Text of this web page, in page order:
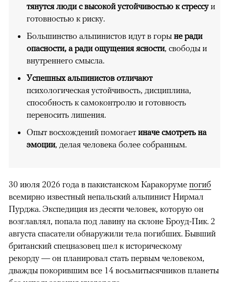
тянутся люди с высокой устойчивостью к стрессуи
готовностью к риску.
Большинство альпинистов идут в горы не ради
опасности, а ради ощущения ясности, свободы и
внутреннего смысла.
Успешных альпинистов отличают
психологическая устойчивость, дисциплина,
способность к самоконтролю и готовность
переносить лишения.
Опыт восхождений помогает иначе смотреть на
эмоции, делая человека более собранным.
30 июля 2026 года в пакистанском Каракоруме погиб
всемирно известный непальский альпинист Нирмал
Пурджа. Экспедиция из десяти человек, которую он
возглавлял, попала под лавину на склоне Броуд-Пик. 2
августа спасатели обнаружили тела погибших. Бывший
британский спецназовец шел к историческому
рекорду — он планировал стать первым человеком,
дважды покорившим все 14 восьмитысячников планеты